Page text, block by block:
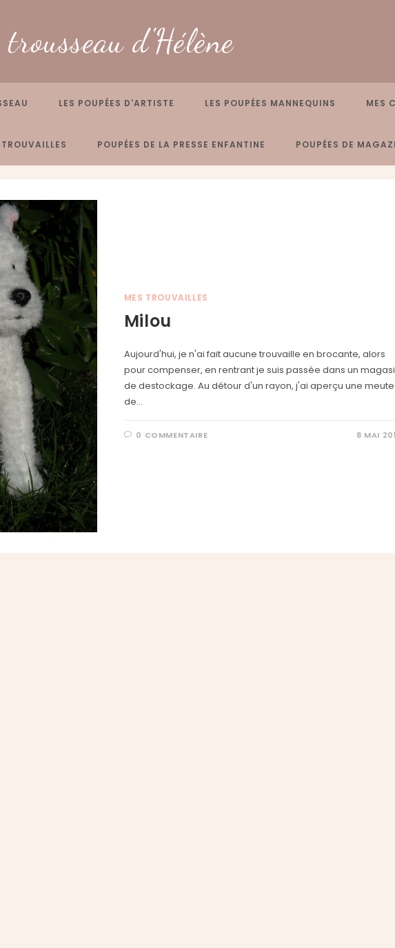
d'Hélène
LES POUPÉES D'ARTISTE LES POUPÉES MANNEQUINS MES
POUPÉES DE LA PRESSE ENFANTINE POUPÉES DE
MES TROUVAILLES
Milou
Aujourd'hui, je n'ai fait aucune trouvaille en brocante, alors
pour compenser, en rentrant je suis passée dans un
de destockage. Au détour d'un rayon, j'ai aperçu une meute
de…
0 COMMENTAIRE 8 MAI